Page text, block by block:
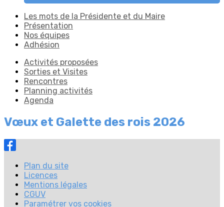
Les mots de la Présidente et du Maire
Présentation
Nos équipes
Adhésion
Activités proposées
Sorties et Visites
Rencontres
Planning activités
Agenda
Vœux et Galette des rois 2026
Plan du site
Licences
Mentions légales
CGUV
Paramétrer vos cookies